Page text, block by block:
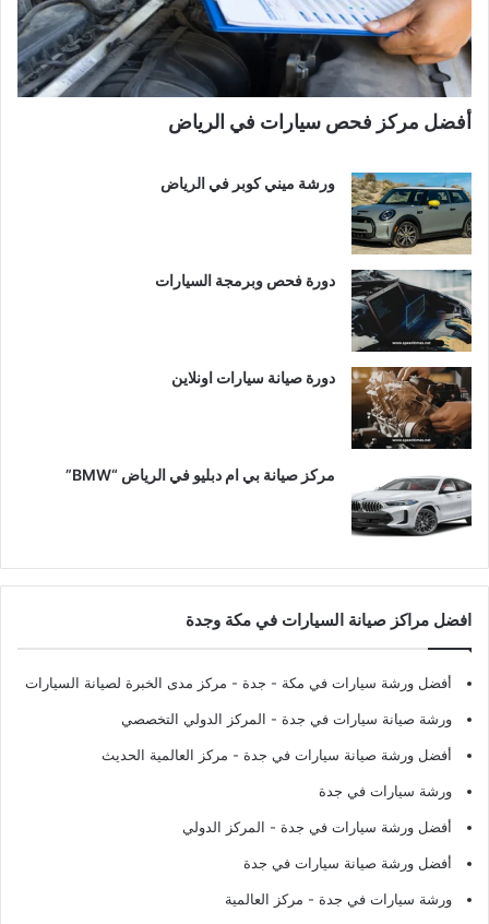
أفضل مركز فحص سيارات في الرياض
ورشة ميني كوبر في الرياض
دورة فحص وبرمجة السيارات
دورة صيانة سيارات اونلاين
مركز صيانة بي ام دبليو في الرياض “BMW”
افضل مراكز صيانة السيارات في مكة وجدة
أفضل ورشة سيارات في مكة - جدة - مركز مدى الخبرة لصيانة السيارات
ورشة صيانة سيارات في جدة - المركز الدولي التخصصي
أفضل ورشة صيانة سيارات في جدة - مركز العالمية الحديث
ورشة سيارات في جدة
أفضل ورشة سيارات في جدة - المركز الدولي
أفضل ورشة صيانة سيارات في جدة
ورشة سيارات في جدة - مركز العالمية